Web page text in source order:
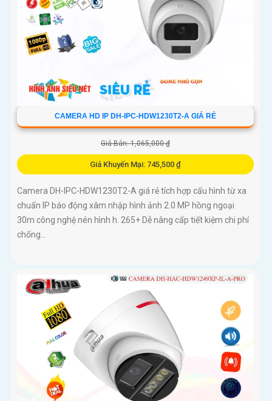
CAMERA HD IP DH-IPC-HDW1230T2-A GIÁ RẺ
Giá Bán: 1,065,000 ₫
Giá Khuyến Mại: 745,500 ₫
Camera DH-IPC-HDW1230T2-A giá rẻ tích hợp cấu hình từ xa
chuẩn IP báo động xâm nhập hình ảnh 2.0 MP hồng ngoại
30m công nghệ nén hình h. 265+ Dễ nâng cấp tiết kiệm chi phí
chống...